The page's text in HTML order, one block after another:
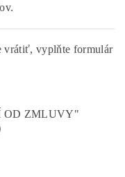
vrátiť, vyplňte formulár
OD ZMLUVY"